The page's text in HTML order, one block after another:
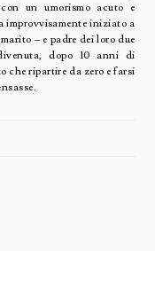
un umorismo acuto e
improvvisamente iniziato a
– e padre dei loro due
dopo 10 anni di
che ripartire da zero e farsi